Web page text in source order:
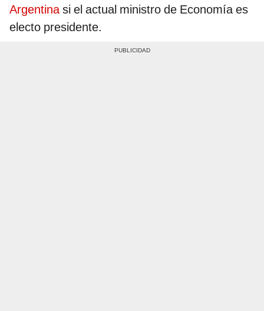
Argentinasi el actual ministro de Economía es
electo presidente.